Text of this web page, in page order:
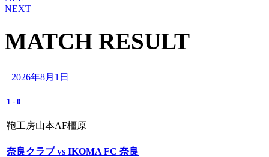
NEXT
MATCH RESULT
2026年8月1日
1 - 0
鞄工房山本AF橿原
奈良クラブ vs IKOMA FC 奈良